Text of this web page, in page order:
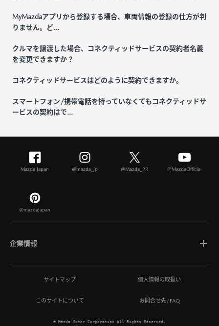
MyMazdaアプリから登録する場合、車両情報の登録の仕方が判
りません。ど...
クルマを譲渡した場合、コネクティッドサービスの契約者名義
を変更できますか？
コネクティッドサービスはどのように契約できますか。
スマートフォン/携帯電話を持っていなくてもコネクティッドサ
ービスの契約はで...
Mazda Japan @mazda_jp @Mazda_PR @MazdaOfficial
@mazdajapan
企業情報
マツダについて
ひとを想う価値創造
サイトマップ 個人情報の取扱い
このサイトについて お問合せ先/FAQ
© Mazda Motor Corporation All Rights Reserved.